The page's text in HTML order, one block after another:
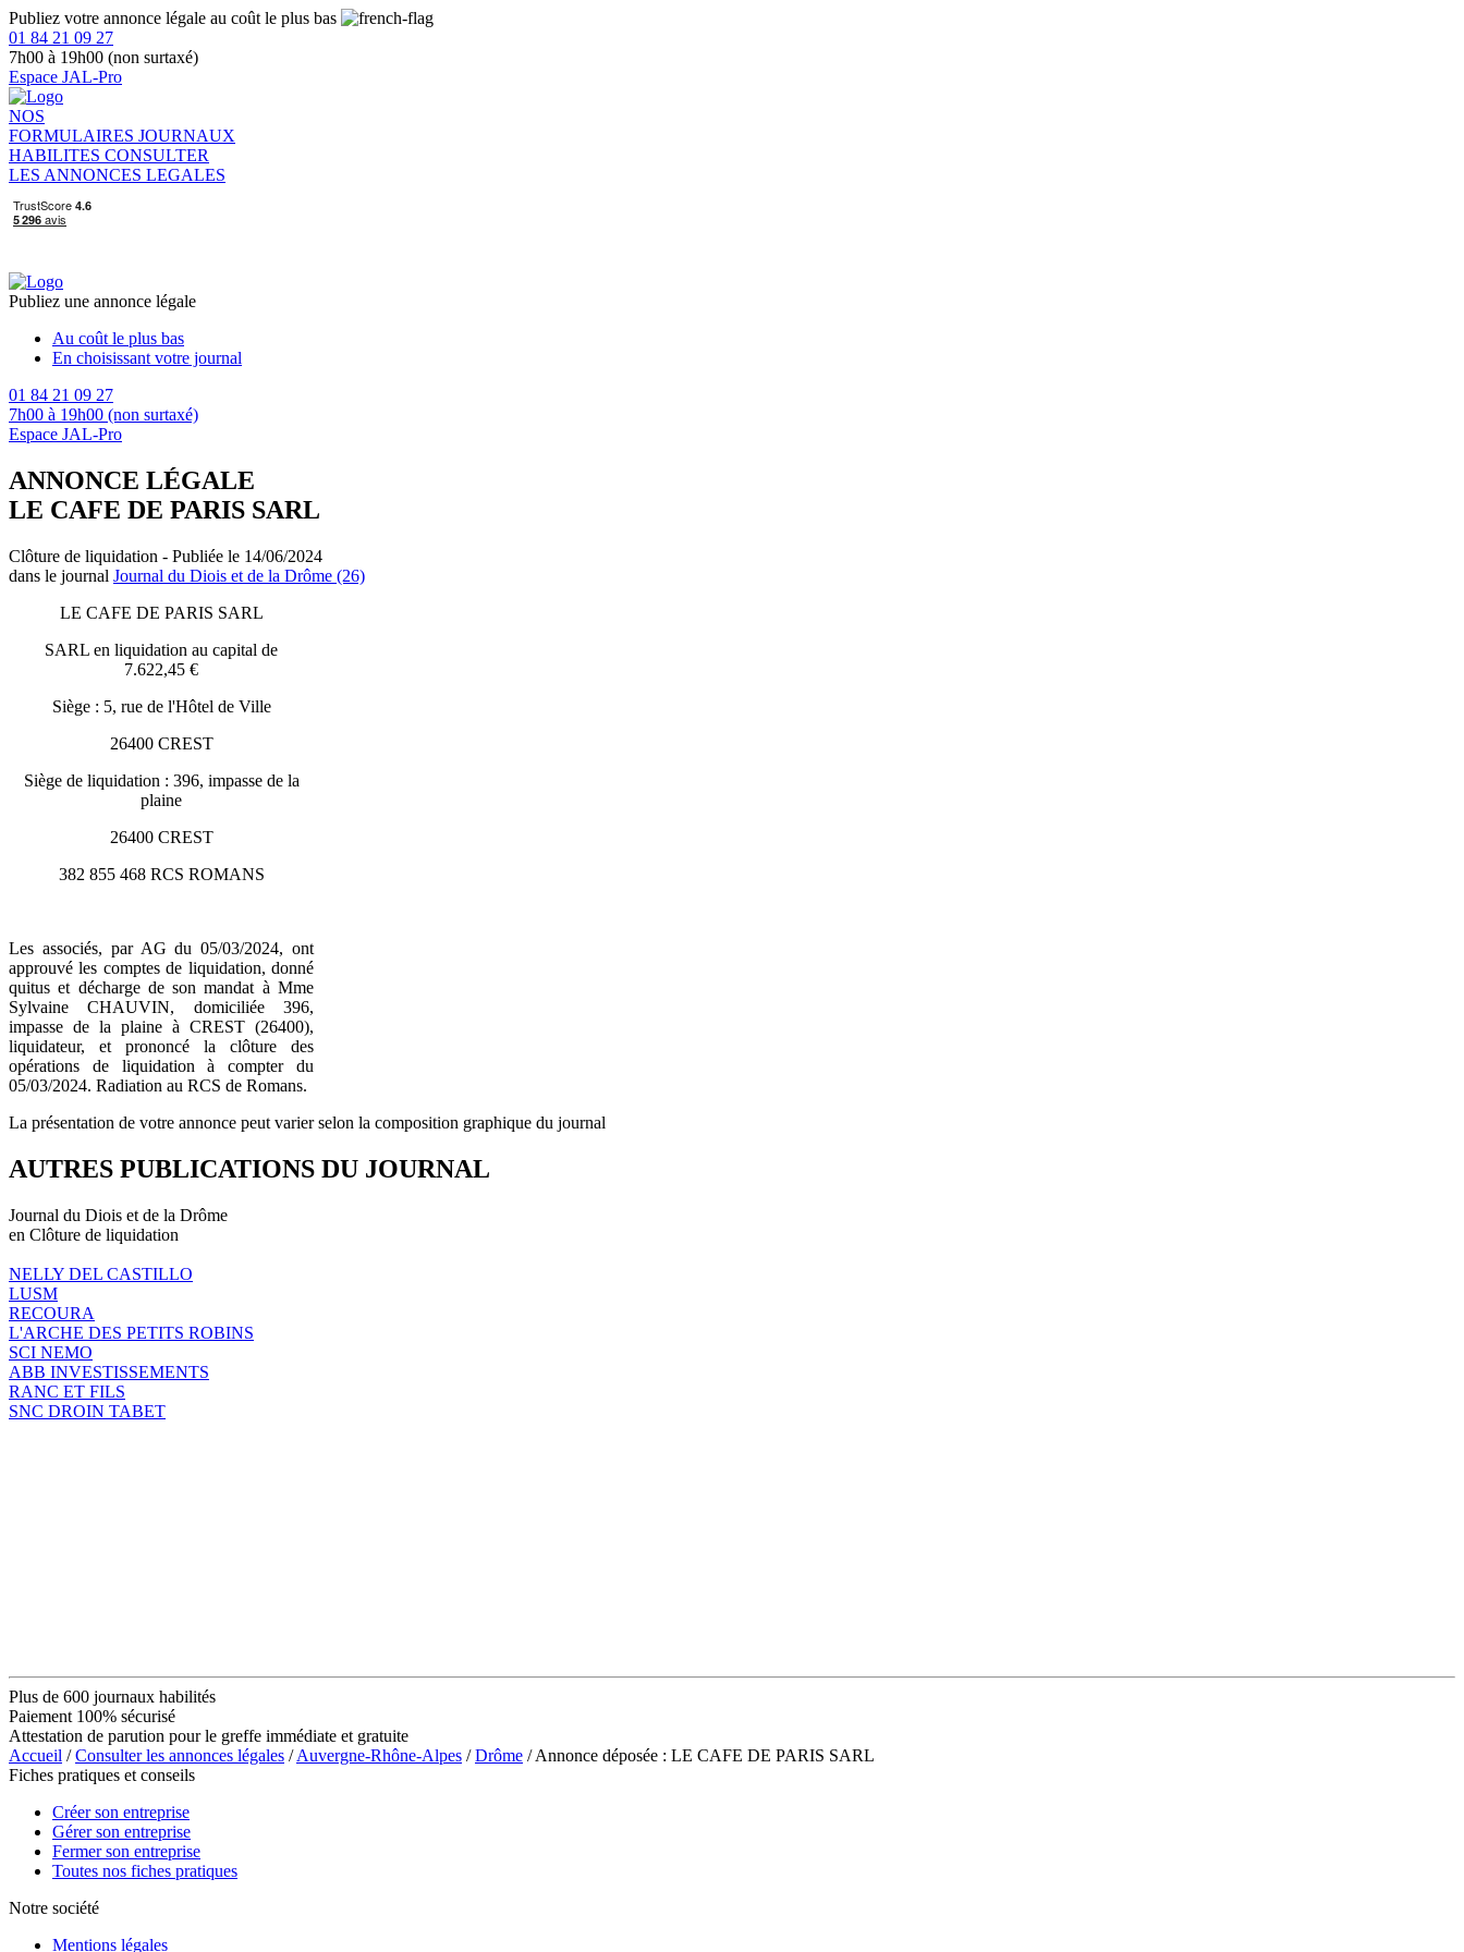
Publiez votre annonce légale au coût le plus bas
01 84 21 09 27
7h00 à 19h00 (non surtaxé)
Espace JAL-Pro
NOS
FORMULAIRES JOURNAUX
HABILITES CONSULTER
LES ANNONCES LEGALES
Publiez une annonce légale
Au coût le plus bas
En choisissant votre journal
01 84 21 09 27
7h00 à 19h00 (non surtaxé)
Espace JAL-Pro
ANNONCE LÉGALE
LE CAFE DE PARIS SARL
Clôture de liquidation - Publiée le 14/06/2024
dans le journal Journal du Diois et de la Drôme (26)
LE CAFE DE PARIS SARL
SARL en liquidation au capital de
7.622,45 €
Siège : 5, rue de l'Hôtel de Ville
26400 CREST
Siège de liquidation : 396, impasse de la
plaine
26400 CREST
382 855 468 RCS ROMANS
Les associés, par AG du 05/03/2024, ont
approuvé les comptes de liquidation, donné
quitus et décharge de son mandat à Mme
Sylvaine CHAUVIN, domiciliée 396,
impasse de la plaine à CREST (26400),
liquidateur, et prononcé la clôture des
opérations de liquidation à compter du
05/03/2024. Radiation au RCS de Romans.
La présentation de votre annonce peut varier selon la composition graphique du journal
AUTRES PUBLICATIONS DU JOURNAL
Journal du Diois et de la Drôme
en Clôture de liquidation
NELLY DEL CASTILLO
LUSM
RECOURA
L'ARCHE DES PETITS ROBINS
SCI NEMO
ABB INVESTISSEMENTS
RANC ET FILS
SNC DROIN TABET
Plus de 600 journaux habilités
Paiement 100% sécurisé
Attestation de parution pour le greffe immédiate et gratuite
Accueil /Consulter les annonces légales /Auvergne-Rhône-Alpes /Drôme / Annonce déposée : LE CAFE DE PARIS SARL
Fiches pratiques et conseils
Créer son entreprise
Gérer son entreprise
Fermer son entreprise
Toutes nos fiches pratiques
Notre société
Mentions légales